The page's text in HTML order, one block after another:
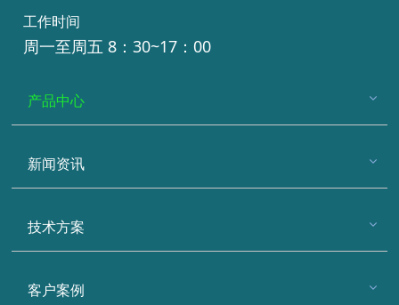
工作时间
周一至周五 8：30~17：00
产品中心
新闻资讯
技术方案
客户案例